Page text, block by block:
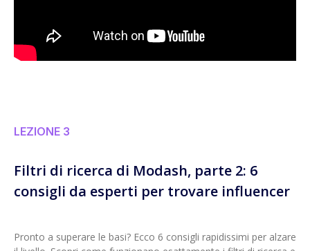
LEZIONE 3
Filtri di ricerca di Modash, parte 2: 6
consigli da esperti per trovare influencer
Pronto a superare le basi? Ecco 6 consigli rapidissimi per alzare